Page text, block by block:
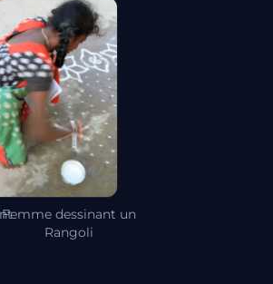
Femme dessinant un
Rangoli